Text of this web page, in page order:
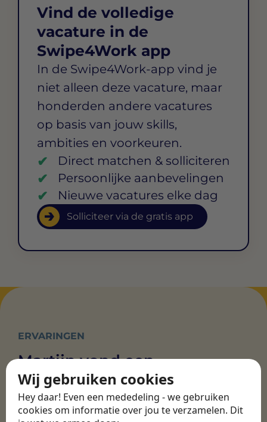
Wij gebruiken cookies
Hey daar! Even een mededeling - we gebruiken
cookies om informatie over jou te verzamelen. Dit
Vind de volledige
vacature in de
Swipe4Work app
In de Swipe4Work-app vind je
niet alleen deze vacature, maar
honderden andere vacatures
op basis van jouw skills,
ambities en voorkeuren.
Direct matchen & solliciteren
Persoonlijke aanbevelingen
Nieuwe vacatures elke dag
Solliciteer via de gratis app
ERVARINGEN
Martijn vond een
nieuwe baan bij
CBEE